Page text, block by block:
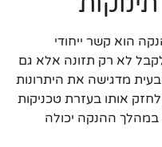
הוא קשר ייחודי
לא רק תזונה אלא גם
מדגישה את היתרונות
אותו בעזרת טכניקות
במהלך ההנקה יכולה